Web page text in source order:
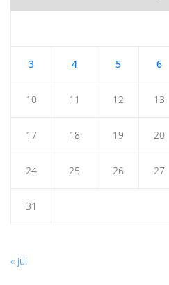
3 4 5 6
10 11 12 13
17 18 19 20
24 25 26 27
31
« Jul